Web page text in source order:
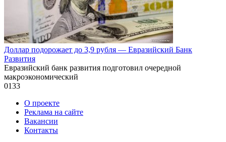
Доллар подорожает до 3,9 рубля — Евразийский Банк
Развития
Евразийский банк развития подготовил очередной
макроэкономический
0133
О проекте
Реклама на сайте
Вакансии
Контакты